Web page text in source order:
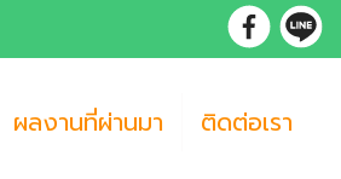
ผลงานที่ผ่านมา ติดต่อเรา